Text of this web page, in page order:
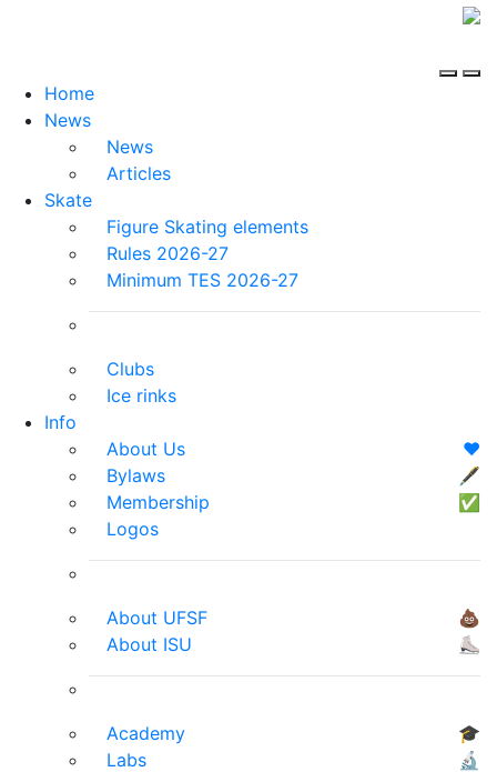
Home
News
News
Articles
Skate
Figure Skating elements
Rules 2026-27
Minimum TES 2026-27
Clubs
Ice rinks
Info
About Us
❤️
Bylaws
🖋
Membership
✅
Logos
About UFSF
💩
About ISU
⛸
Academy
🎓
Labs
🔬